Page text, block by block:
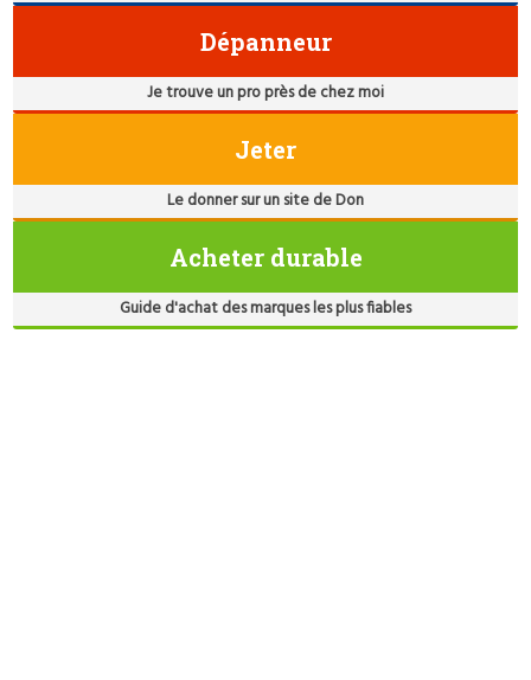
Dépanneur
Je trouve un pro près de chez moi
Jeter
Le donner sur un site de Don
Acheter durable
Guide d'achat des marques les plus fiables